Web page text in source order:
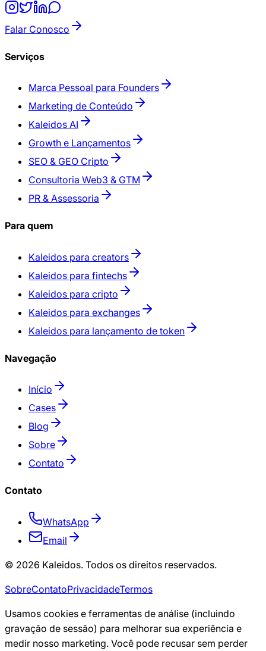
Falar Conosco
Serviços
Marca Pessoal para Founders
Marketing de Conteúdo
Kaleidos AI
Growth e Lançamentos
SEO & GEO Cripto
Consultoria Web3 & GTM
PR & Assessoria
Para quem
Kaleidos para creators
Kaleidos para fintechs
Kaleidos para cripto
Kaleidos para exchanges
Kaleidos para lançamento de token
Navegação
Início
Cases
Blog
Sobre
Contato
Contato
WhatsApp
Email
© 2026 Kaleidos. Todos os direitos reservados.
SobreContatoPrivacidadeTermos
Usamos cookies e ferramentas de análise (incluindo
gravação de sessão) para melhorar sua experiência e
medir nosso marketing. Você pode recusar sem perder